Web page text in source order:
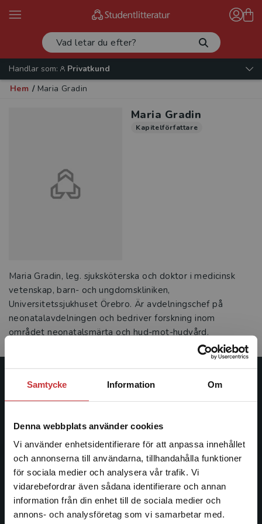
Samtycke Information Om
Denna webbplats använder cookies
Vi använder enhetsidentifierare för att anpassa innehållet
och annonserna till användarna, tillhandahålla funktioner
för sociala medier och analysera vår trafik. Vi
vidarebefordrar även sådana identifierare och annan
information från din enhet till de sociala medier och
annons- och analysföretag som vi samarbetar med.
Begränsad fraktregion
Handlar som:
Privatkund
Hem / Maria Gradin
Maria Gradin
Kapitelförfattare
Maria Gradin, leg. sjuksköterska och doktor i medicinsk
vetenskap, barn- och ungdomskliniken,
Universitetssjukhuset Örebro. Är avdelningschef på
neonatalavdelningen och bedriver forskning inom
området neonatalsmärta och hud-mot-hudvård.
Studentlitteratur
ledande utbildningsförlag. Med läromedel, kurslitteratur,
facklitteratur, utbildningar och digitala
informationstjänster i utbudet, finns Studentlitteratur med
längs hela kunskapsresan.
Kontakta oss